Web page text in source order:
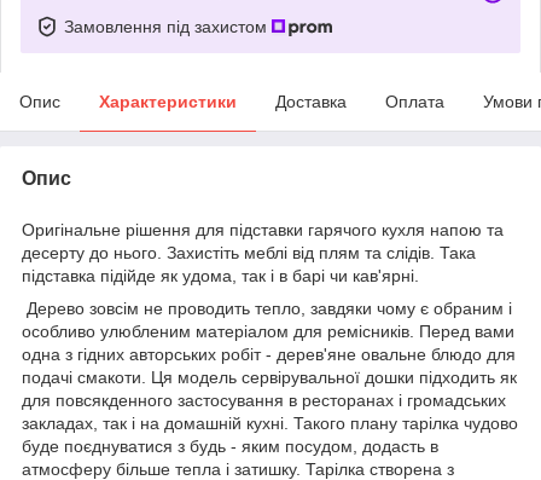
Замовлення під захистом
Опис Характеристики Доставка Оплата Умови
Опис
Оригінальне рішення для підставки гарячого кухля напою та
десерту до нього. Захистіть меблі від плям та слідів. Така
підставка підійде як удома, так і в барі чи кав'ярні.
Дерево зовсім не проводить тепло, завдяки чому є обраним і
особливо улюбленим матеріалом для ремісників. Перед вами
одна з гідних авторських робіт - дерев'яне овальне блюдо для
подачі смакоти. Ця модель сервірувальної дошки підходить як
для повсякденного застосування в ресторанах і громадських
закладах, так і на домашній кухні. Такого плану тарілка чудово
буде поєднуватися з будь - яким посудом, додасть в
атмосферу більше тепла і затишку. Тарілка створена з